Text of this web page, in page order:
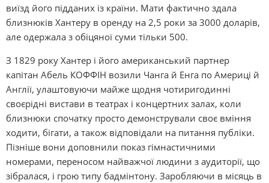
виїзд його підданих із країни. Мати фактично здала
близнюків Хантеру в оренду на 2,5 роки за 3000 доларів,
але одержала з обіцяної суми тільки 500.
З 1829 року Хантер і його американський партнер
капітан Абель КОФФІН возили Чанга й Енга по Америці й
Англії, улаштовуючи майже щодня чотиригодинні
своєрідні вистави в театрах і концертних залах, коли
близнюки спочатку просто демонстрували своє вміння
ходити, бігати, а також відповідали на питання публіки.
Пізніше вони доповнили показ гімнастичними
номерами, переносом найважчої людини з аудиторії, що
зібралася, і грою типу бадмінтону. Заробляючи в місяць в